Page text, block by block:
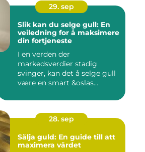
29. sep
Slik kan du selge gull: En
veiledning for å maksimere
din fortjeneste
I en verden der
markedsverdier stadig
svinger, kan det å selge gull
være en smart &oslas...
28. sep
Sälja guld: En guide till att
maximera värdet